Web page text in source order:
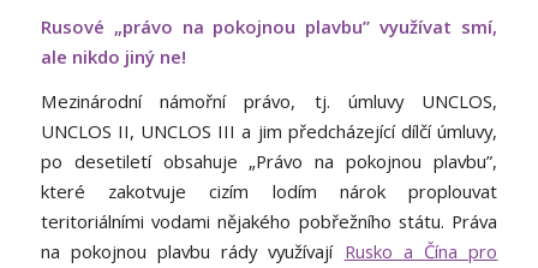
Rusové „právo na pokojnou plavbu” využívat smí,
ale nikdo jiný ne!
Mezinárodní námořní právo, tj. úmluvy UNCLOS,
UNCLOS II, UNCLOS III a jim předcházející dílčí úmluvy,
po desetiletí obsahuje „Právo na pokojnou plavbu”,
které zakotvuje cizím lodím nárok proplouvat
teritoriálními vodami nějakého pobřežního státu. Práva
na pokojnou plavbu rády využívají Rusko a Čína pro